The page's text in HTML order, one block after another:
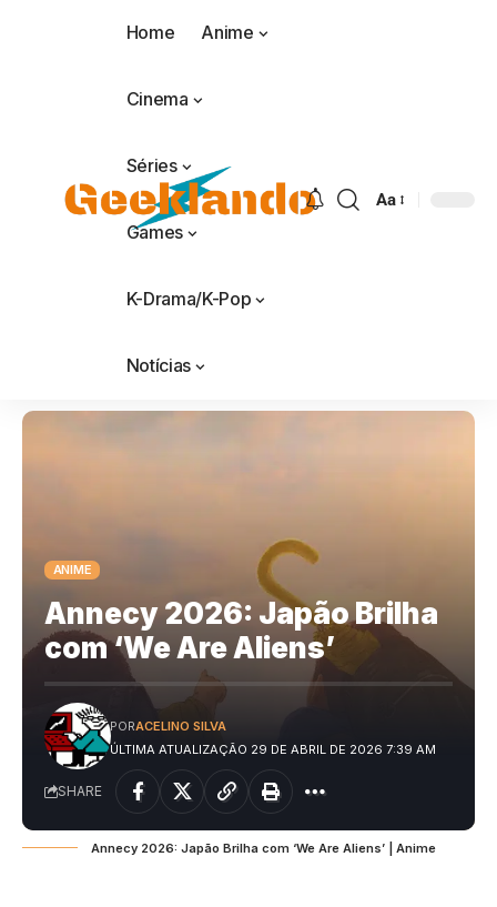
Home Anime
Cinema
Séries
Games
K-Drama/K-Pop
Notícias
Aa
ANIME
Annecy 2026: Japão Brilha
com ‘We Are Aliens’
ÚLTIMA ATUALIZAÇÃO 29 DE ABRIL DE 2026 7:39 AM
PORACELINO SILVA
SHARE
Annecy 2026: Japão Brilha com ‘We Are Aliens’ | Anime